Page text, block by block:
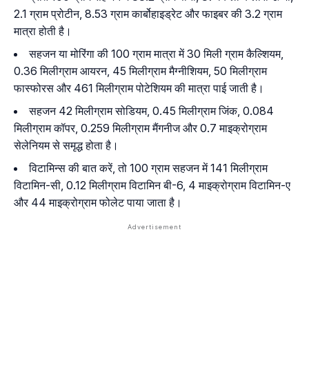
2.1 ग्राम प्रोटीन, 8.53 ग्राम कार्बोहाइड्रेट और फाइबर की 3.2 ग्राम
मात्रा होती है।
सहजन या मोरिंगा की 100 ग्राम मात्रा में 30 मिली ग्राम कैल्शियम,
0.36 मिलीग्राम आयरन, 45 मिलीग्राम मैग्नीशियम, 50 मिलीग्राम
फास्फोरस और 461 मिलीग्राम पोटेशियम की मात्रा पाई जाती है।
सहजन 42 मिलीग्राम सोडियम, 0.45 मिलीग्राम जिंक, 0.084
मिलीग्राम कॉपर, 0.259 मिलीग्राम मैंगनीज और 0.7 माइक्रोग्राम
सेलेनियम से समृद्ध होता है।
विटामिन्स की बात करें, तो 100 ग्राम सहजन में 141 मिलीग्राम
विटामिन-सी, 0.12 मिलीग्राम विटामिन बी-6, 4 माइक्रोग्राम विटामिन-ए
और 44 माइक्रोग्राम फोलेट पाया जाता है।